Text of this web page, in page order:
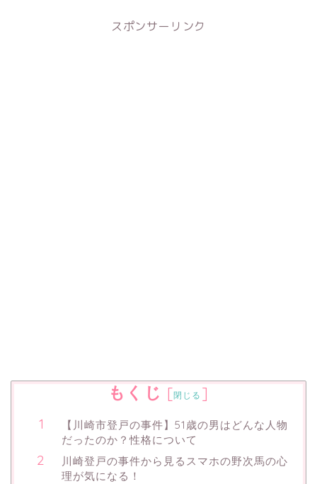
スポンサーリンク
もくじ [閉じる ]
【川崎市登戸の事件】51歳の男はどんな人物
だったのか？性格について
川崎登戸の事件から見るスマホの野次馬の心
理が気になる！